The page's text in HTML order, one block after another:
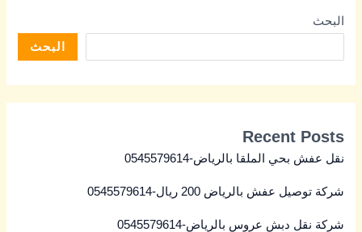
البحث
البحث
Recent Posts
نقل عفش بحي الملقا بالرياض-0545579614
شركة توصيل عفش بالرياض 200 ريال-0545579614
شركة نقل دبش عروس بالرياض-0545579614